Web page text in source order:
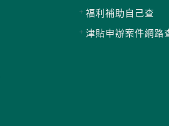
福利補助自己查
津貼申辦案件網路